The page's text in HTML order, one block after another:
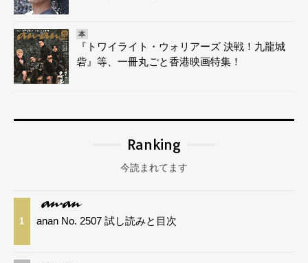
本
『トワイライト・ウォリアーズ 決戦！九龍城
砦』等、一冊丸ごと香港映画特集！
Ranking
今読まれてます
1 anan No. 2507 試し読みと目次